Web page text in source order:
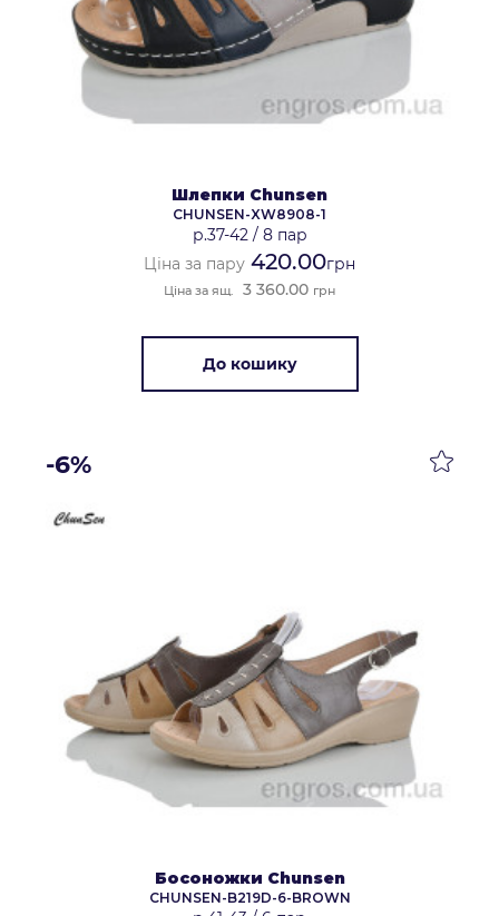
Шлепки Chunsen
CHUNSEN-XW8908-1
р.37-42/ 8 пар
Ціна за пару 420.00грн
Ціна за ящ. 3 360.00 грн
До кошику
-6%
Босоножки Chunsen
CHUNSEN-B219D-6-BROWN